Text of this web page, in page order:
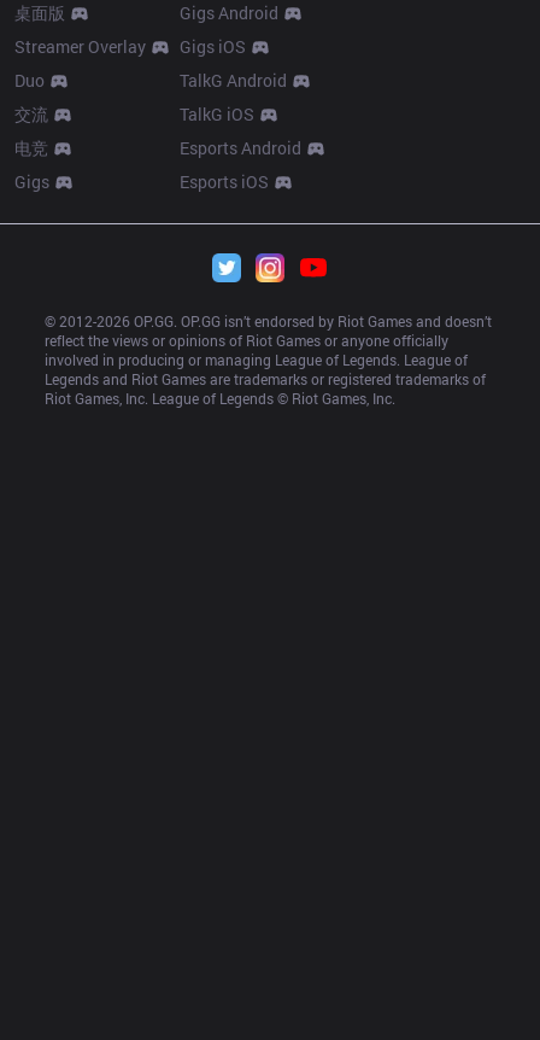
桌面版
Streamer Overlay
Duo
交流
电竞
Gigs
Gigs Android
Gigs iOS
TalkG Android
TalkG iOS
Esports Android
Esports iOS
© 2012-2026 OP.GG. OP.GG isn’t endorsed by Riot Games and doesn’t
reflect the views or opinions of Riot Games or anyone officially
involved in producing or managing League of Legends. League of
Legends and Riot Games are trademarks or registered trademarks of
Riot Games, Inc. League of Legends © Riot Games, Inc.